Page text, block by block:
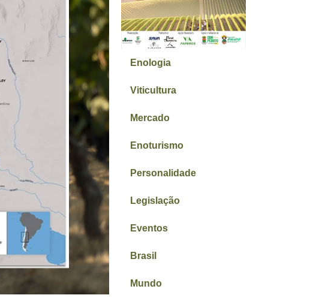
Enologia
Viticultura
Mercado
Enoturismo
Personalidade
Legislação
Eventos
Brasil
Mundo